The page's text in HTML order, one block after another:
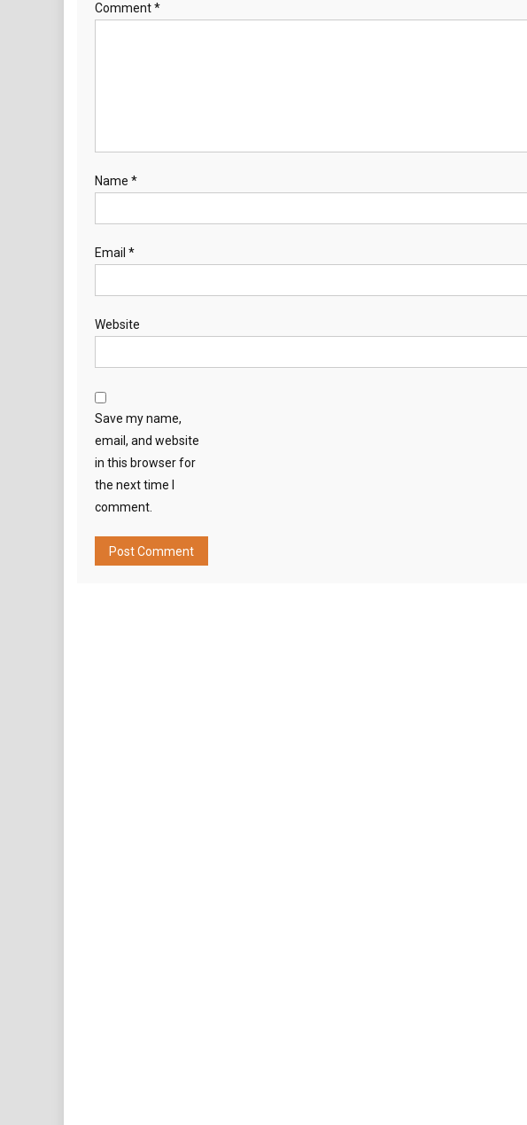
Comment*
Name *
Email *
Website
Save my name,
email, and website
in this browser for
the next time I
comment.